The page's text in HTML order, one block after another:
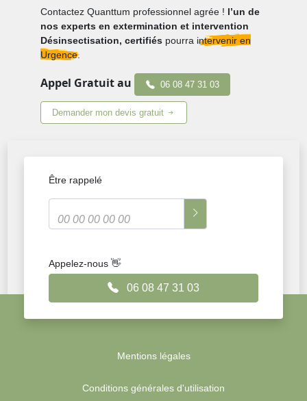
Contactez Quanttum professionnel agrée ! l’un de
nos experts en extermination et intervention
Désinsectisation, certifiés pourraintervenir en
Urgence.
Appel Gratuit au 06 08 47 31 03
Demander mon devis gratuit
Être rappelé
Appelez-nous 👋
06 08 47 31 03
Mentions légales
Conditions générales d'utilisation